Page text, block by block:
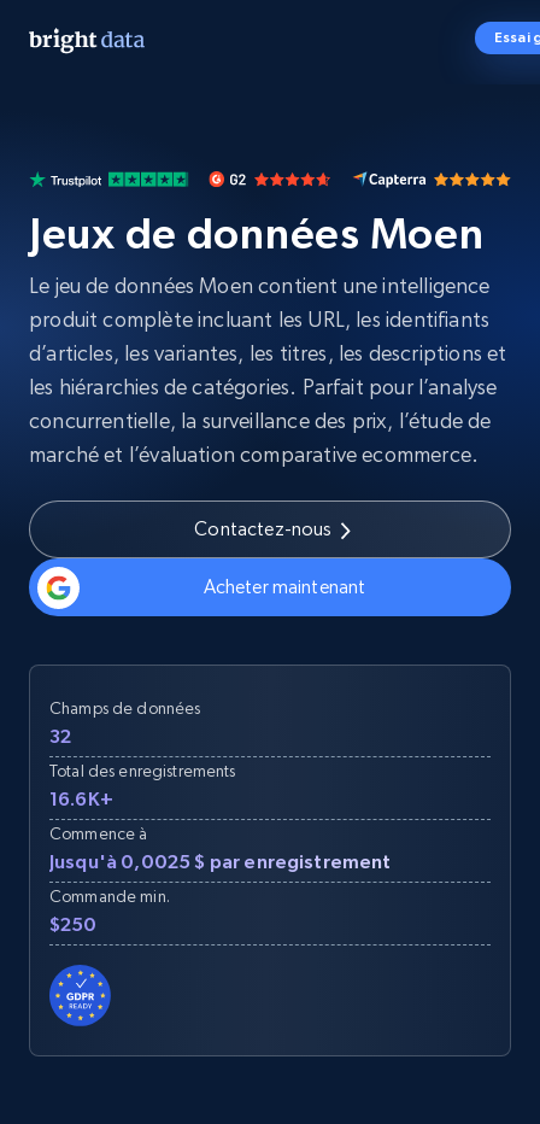
Essai
Jeux de données Moen
Le jeu de données Moen contient une intelligence
produit complète incluant les URL, les identifiants
d’articles, les variantes, les titres, les descriptions et
les hiérarchies de catégories. Parfait pour l’analyse
concurrentielle, la surveillance des prix, l’étude de
marché et l’évaluation comparative ecommerce.
Contactez-nous
Acheter maintenant
Champs de données
32
Total des enregistrements
16.6K+
Commence à
Jusqu'à 0,0025 $ par enregistrement
Commande min.
$250